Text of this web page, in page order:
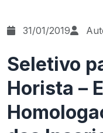
31/01/2019
Seletivo
Horista –